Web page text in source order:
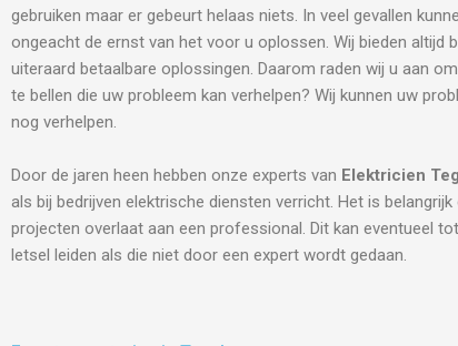
gebruiken maar er gebeurt helaas niets. In veel gevallen
ongeacht de ernst van het voor u oplossen. Wij bieden altijd
uiteraard betaalbare oplossingen. Daarom raden wij u aan
te bellen die uw probleem kan verhelpen? Wij kunnen uw
nog verhelpen.
Door de jaren heen hebben onze experts van Elektricien
als bij bedrijven elektrische diensten verricht. Het is
projecten overlaat aan een professional. Dit kan eventueel
letsel leiden als die niet door een expert wordt gedaan.